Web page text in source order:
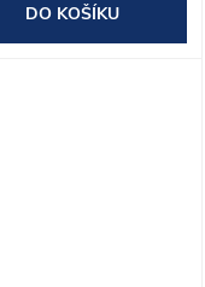
DO KOŠÍKU